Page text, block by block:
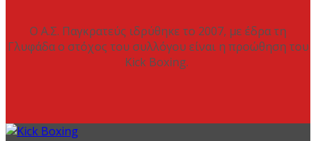
Ο Α.Σ. Παγκρατεύς ιδρύθηκε το 2007, με έδρα τη
Γλυφάδα ο στόχος του συλλόγου είναι η προώθηση του
Kick Boxing.